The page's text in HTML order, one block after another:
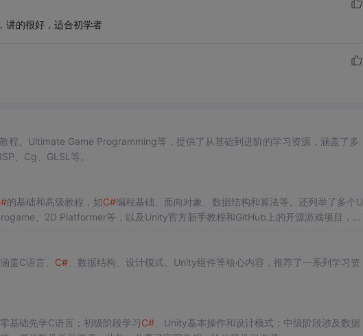
讲的很好，适合初学者
程、Ultimate Game Programming等，提供了从基础到进阶的学习资源，涵盖了多
、Cg、GLSL等。
的基础和高级教程，如C#编程基础、面向对象、数据结构和算法等。还列举了多个U
、2D Platformer等，以及Unity官方新手教程和GitHub上的开源游戏项目，帮
盖C语言、 C#、数据结构、设计模式、Unity组件等核心内容，推荐了一系列学习资
基础先学C语言；初级阶段学习C#、Unity基本操作和设计模式；中级阶段涉及数据